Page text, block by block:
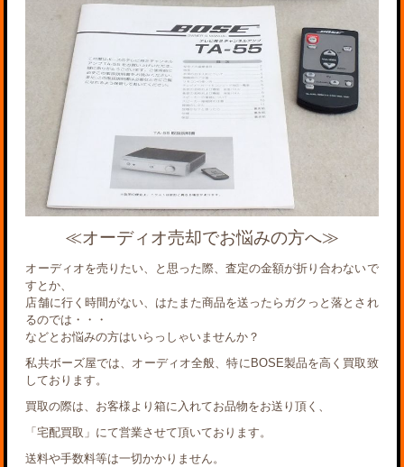
≪オーディオ売却でお悩みの方へ≫
オーディオを売りたい、と思った際、査定の金額が折り合わないで
すとか、
店舗に行く時間がない、はたまた商品を送ったらガクっと落とされ
るのでは・・・
などとお悩みの方はいらっしゃいませんか？
私共ボーズ屋では、オーディオ全般、特にBOSE製品を高く買取致
しております。
買取の際は、お客様より箱に入れてお品物をお送り頂く、
「宅配買取」にて営業させて頂いております。
送料や手数料等は一切かかりません。